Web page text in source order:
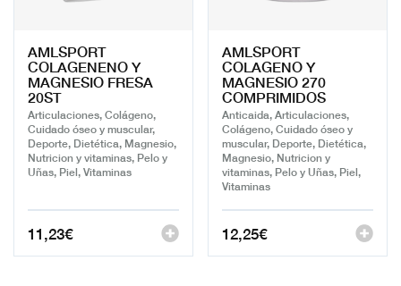
AMLSPORT
COLAGENENO Y
MAGNESIO FRESA
20ST
Articulaciones, Colágeno,
Cuidado óseo y muscular,
Deporte, Dietética, Magnesio,
Nutricion y vitaminas, Pelo y
Uñas, Piel, Vitaminas
11,23€
AMLSPORT
COLAGENO Y
MAGNESIO 270
COMPRIMIDOS
Anticaida, Articulaciones,
Colágeno, Cuidado óseo y
muscular, Deporte, Dietética,
Magnesio, Nutricion y
vitaminas, Pelo y Uñas, Piel,
Vitaminas
12,25€